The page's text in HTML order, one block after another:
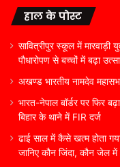
हाल के पोस्ट
सावित्रीपुर स्कूल में मारवाड़ी
पौधारोपण से बच्चों में बढ़ा
अखण्ड भारतीय नामदेव
भारत-नेपाल बॉर्डर पर फिर
बिहार के थाने में FIR दर्ज
ढाई साल में कैसे खत्म होता
जानिए कौन जिंदा, कौन जेल